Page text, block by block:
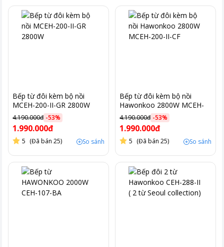
Bếp từ đôi kèm bộ nồi
MCEH-200-II-GR 2800W
4.190.000đ -53%
1.990.000đ
5 (Đã bán 25) So sánh
Bếp từ đôi kèm bộ nồi
Hawonkoo 2800W MCEH-
200-II-CF
4.190.000đ -53%
1.990.000đ
5 (Đã bán 25) So sánh